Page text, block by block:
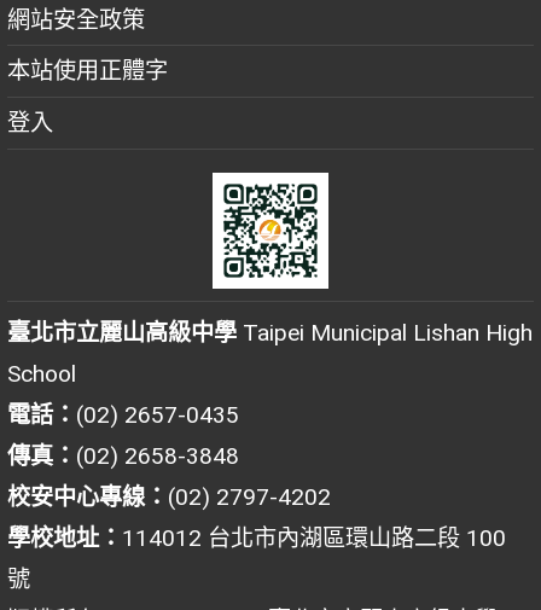
網站安全政策
本站使用正體字
登入
臺北市立麗山高級中學 Taipei Municipal Lishan High
School
電話： (02) 2657-0435
傳真： (02) 2658-3848
校安中心專線： (02) 2797-4202
學校地址： 114012 台北市內湖區環山路二段 100
號